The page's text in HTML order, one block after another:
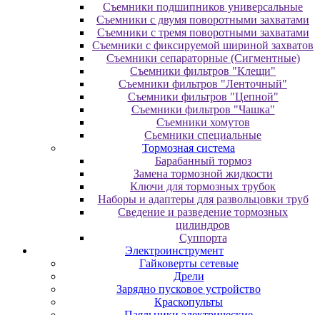
Съемники подшипников универсальные
Съемники с двумя поворотными захватами
Съемники с тремя поворотными захватами
Съемники с фиксируемой шириной захватов
Съемники сепараторные (Сигментные)
Съемники фильтров "Клещи"
Съемники фильтров "Ленточный"
Съемники фильтров "Цепной"
Съемники фильтров "Чашка"
Съемники хомутов
Сьемники специальные
Тормозная система
Барабанный тормоз
Замена тормозной жидкости
Ключи для тормозных трубок
Наборы и адаптеры для развольцовки труб
Сведение и разведение тормозных
цилиндров
Суппорта
Электроинструмент
Гайковерты сетевые
Дрели
Зарядно пусковое устройство
Краскопульты